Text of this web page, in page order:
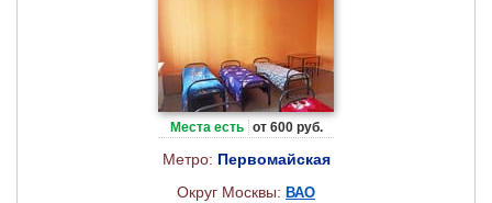
Места есть от 600 руб.
Метро: Первомайская
Округ Москвы: ВАО